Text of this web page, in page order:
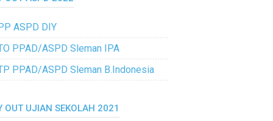
ASPD DIY
PPAD/ASPD Sleman IPA
PPAD/ASPD Sleman B.Indonesia
OUT UJIAN SEKOLAH 2021